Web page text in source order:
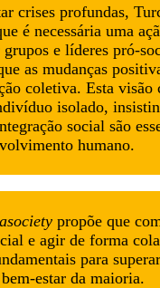
crises profundas,
é necessária uma
e líderes pró-
as mudanças
coletiva. Esta visão
isolado,
social são
humano.
propõe que
e agir de forma
para
estar da maioria.